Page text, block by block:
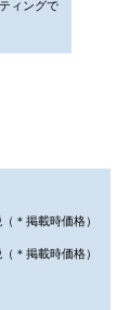
ィングで
掲載時価格）
掲載時価格）